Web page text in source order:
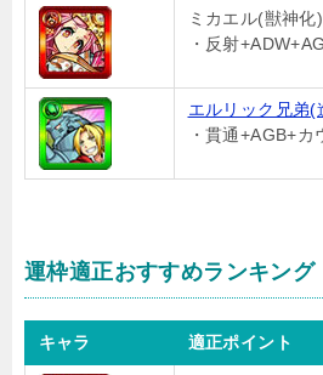
ミカエル(獣神化)
・反射
エルリック兄弟(
・貫通+AGB+カ
運枠適正おすすめランキング
キャラ 適正ポイント